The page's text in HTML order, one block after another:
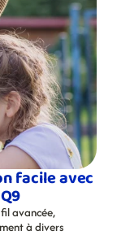
facile avec
avancée,
à divers